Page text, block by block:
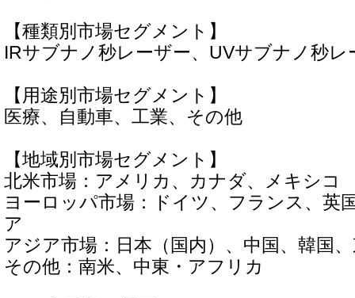
【種類別市場セグメント】
IRサブナノ秒レーザー、UVサブナノ秒レ
【用途別市場セグメント】
医療、自動車、工業、その他
【地域別市場セグメント】
北米市場：アメリカ、カナダ、メキシコ
ヨーロッパ市場：ドイツ、フランス、英
ア
アジア市場：日本（国内）、中国、韓国
その他：南米、中東・アフリカ